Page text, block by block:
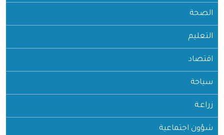
الصحة
التعليم
اقتصاد
سياحة
زراعـة
شؤون اجتماعية